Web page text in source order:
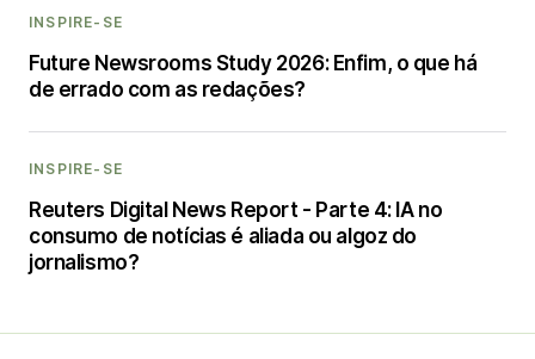
INSPIRE-SE
Future Newsrooms Study 2026: Enfim, o que há
de errado com as redações?
INSPIRE-SE
Reuters Digital News Report - Parte 4: IA no
consumo de notícias é aliada ou algoz do
jornalismo?